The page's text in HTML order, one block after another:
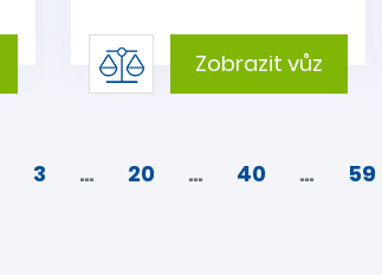
Zobrazit vůz
3 … 20 … 40 … 59